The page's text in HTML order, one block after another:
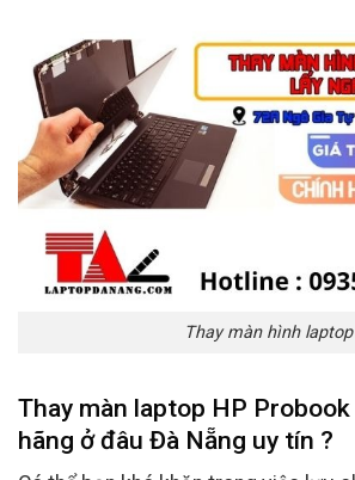
Thay màn hình laptop
Thay màn laptop HP
hãng ở đâu Đà Nẵng uy tín ?